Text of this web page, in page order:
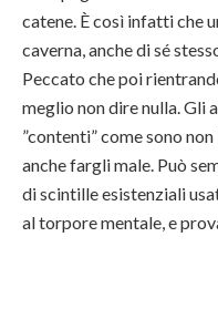
catene. È così infatti che
caverna, anche di sé
Peccato che poi
meglio non dire nulla.
”contenti” come sono
anche fargli male. Può
di scintille esistenziali
al torpore mentale, e